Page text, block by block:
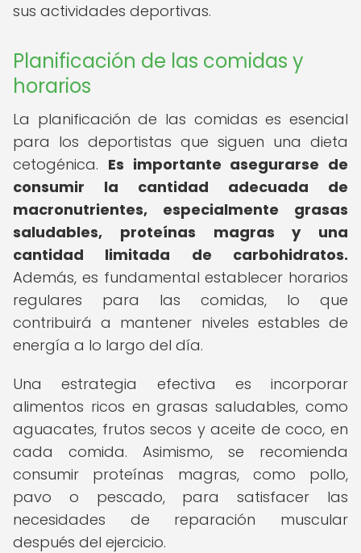
sus actividades deportivas.
Planificación de las comidas y
horarios
La planificación de las comidas es esencial
para los deportistas que siguen una dieta
cetogénica. Es importante asegurarse de
consumir la cantidad adecuada de
macronutrientes, especialmente grasas
saludables, proteínas magras y una
cantidad limitada de carbohidratos.
Además, es fundamental establecer horarios
regulares para las comidas, lo que
contribuirá a mantener niveles estables de
energía a lo largo del día.
Una estrategia efectiva es incorporar
alimentos ricos en grasas saludables, como
aguacates, frutos secos y aceite de coco, en
cada comida. Asimismo, se recomienda
consumir proteínas magras, como pollo,
pavo o pescado, para satisfacer las
necesidades de reparación muscular
después del ejercicio.